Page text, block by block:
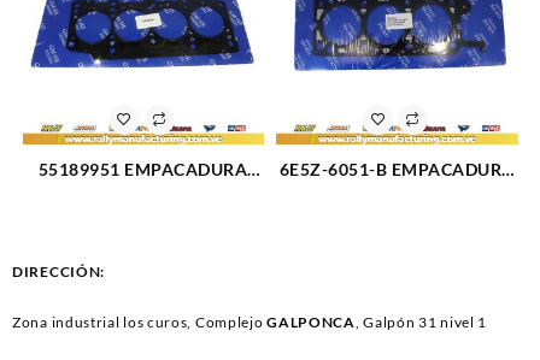
55189951 EMPACADURA
6E5Z-6051-B EMPACADURA
DIRECCIÓN:
Zona industrial los curos, ComplejoGALPONCA, Galpón 31 nivel 1